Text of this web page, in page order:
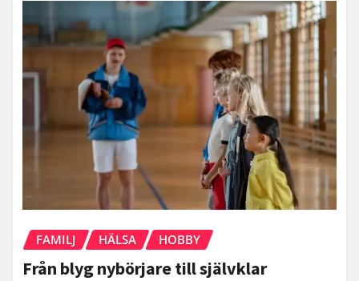
FAMILJ HÄLSA HOBBY
Från blyg nybörjare till självklar